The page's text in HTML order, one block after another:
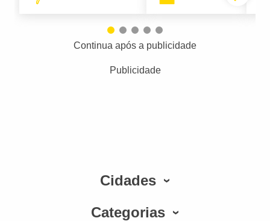
Continua após a publicidade
Publicidade
Cidades
Categorias